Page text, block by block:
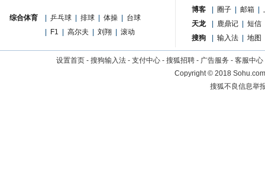
综合体育 乒乓球 排球 体操
台球
F1 高尔夫 刘翔 滚动
博客 圈子 邮箱
天龙
鹿鼎记
短信
搜狗
输入法 地图
设置首页 - 搜狗输入法 - 支付中心 - 搜狐招聘 - 广告服务 - 客服中心
Copyright©2018
搜狐不良信息举